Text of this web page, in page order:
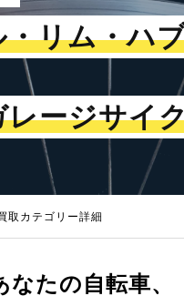
リム・ハ
レージサイ
取カテゴリー詳細
なたの自転車、